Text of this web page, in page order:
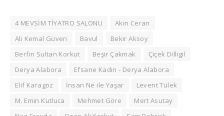
4 MEVSİM TİYATRO SALONU
Akın Ceran
Ali Kemal Güven
Bavul
Bekir Aksoy
Berfin Sultan Korkut
Beşir Çakmak
Çiçek Dilligil
Derya Alabora
Efsane Kadın - Derya Alabora
Elif Karagöz
İnsan Ne ile Yaşar
Levent Tülek
M. Emin Kutluca
Mehmet Göre
Mert Asutay